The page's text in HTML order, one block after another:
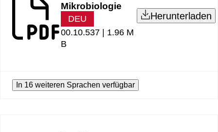
Mikrobiologie
DEU
00.10.537 | 1.96 M
B
Herunterladen
In 16 weiteren Sprachen verfügbar